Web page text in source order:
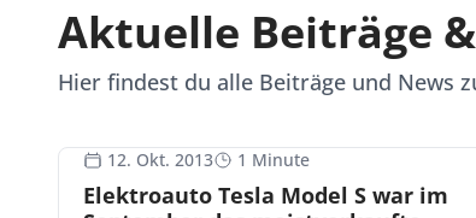
Aktuelle Beiträge
Hier findest du alle Beiträge und News
12. Okt. 2013 1 Minute
Elektroauto Tesla Model S war im